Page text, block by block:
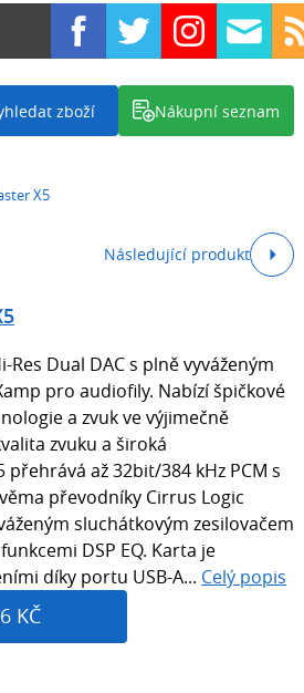
zboží Nákupní seznam
X5
Následující produkt
Res Dual DAC s plně vyváženým
pro audiofily. Nabízí špičkové
a zvuk ve výjimečně
zvuku a široká
až 32bit/384 kHz PCM s
převodníky Cirrus Logic
sluchátkovým zesilovačem
DSP EQ. Karta je
díky portu USB-A... Celý popis
KČ